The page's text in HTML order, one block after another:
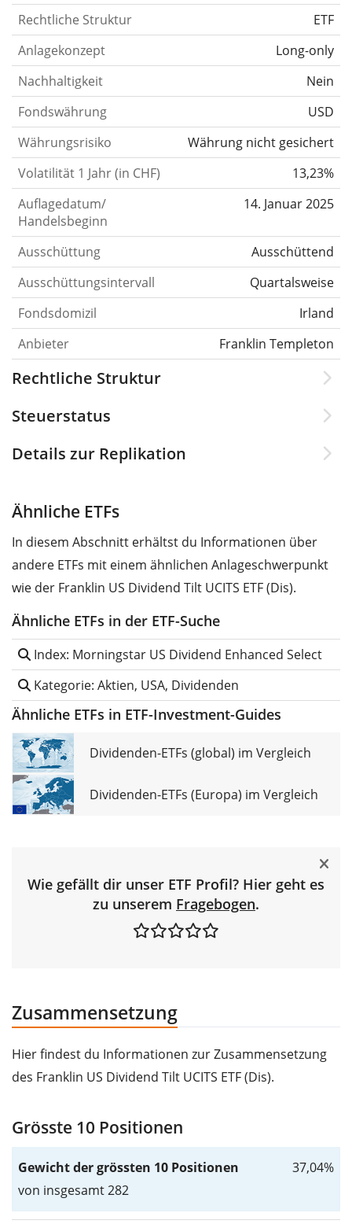
Rechtliche Struktur
ETF
Anlagekonzept
Long-only
Nachhaltigkeit
Nein
Fondswährung
USD
Währungsrisiko
Währung nicht gesichert
Volatilität 1 Jahr (in CHF)
13,23%
Auflagedatum/
Handelsbeginn
14. Januar 2025
Ausschüttung
Ausschüttend
Ausschüttungsintervall
Quartalsweise
Fondsdomizil
Irland
Anbieter
Franklin Templeton
Rechtliche Struktur
Steuerstatus
Details zur Replikation
Ähnliche ETFs
In diesem Abschnitt erhältst du Informationen über
andere ETFs mit einem ähnlichen Anlageschwerpunkt
wie der Franklin US Dividend Tilt UCITS ETF (Dis).
Ähnliche ETFs in der ETF-Suche
Index: Morningstar US Dividend Enhanced Select
Kategorie: Aktien, USA, Dividenden
Ähnliche ETFs in ETF-Investment-Guides
Dividenden-ETFs (global) im Vergleich
Dividenden-ETFs (Europa) im Vergleich
Wie gefällt dir unser ETF Profil? Hier geht es
zu unserem Fragebogen.
Zusammensetzung
Hier findest du Informationen zur Zusammensetzung
des Franklin US Dividend Tilt UCITS ETF (Dis).
Grösste 10 Positionen
Gewicht der grössten 10 Positionen
von insgesamt 282
37,04%